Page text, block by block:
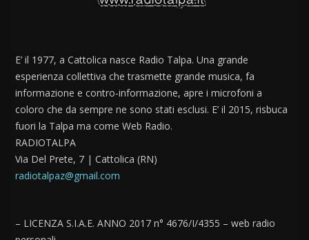
E’ il 1977, a Cattolica nasce Radio Talpa. Una grande
esperienza collettiva che trasmette grande musica, fa
informazione e contro-informazione, apre i microfoni a
coloro che da sempre ne sono stati esclusi. E’ il 2015, risbuca
fuori la Talpa ma come Web Radio.
RADIOTALPA
Via Del Prete, 7 | Cattolica (RN)
radiotalpaz@gmail.com
– LICENZA S.I.A.E. ANNO 2017 n° 4676/I/4355 – web radio